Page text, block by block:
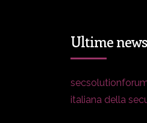
Ultime news
italiana della